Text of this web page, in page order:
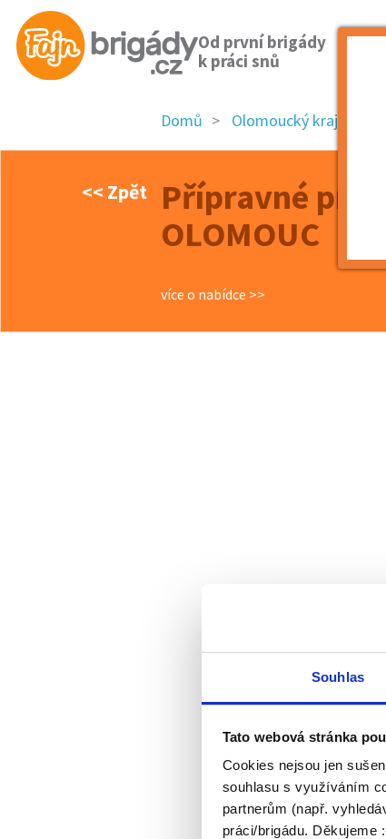
Souhlas
Tato webová stránka
Cookies nejsou jen
souhlasu s využíváním
partnerům (např.
práci/brigádu. Děkujeme
Od první brigády
k práci snů
Domů Olomoucký kraj
<< Zpět
Přípravné
OLOMOUC
více o nabídce >>